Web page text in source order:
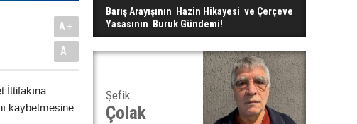
A+
A-
İttifakına
kaybetmesine
Barış Arayışının Hazin Hikayesi ve Çerçeve
Yasasının Buruk Gündemi!
Şefik
Çolak